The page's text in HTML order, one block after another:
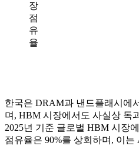
장
점
유
율
한국은 DRAM과 낸드플래시에
며, HBM 시장에서도 사실상 독
2025년 기준 글로벌 HBM 시장
점유율은 90%를 상회하며, 이